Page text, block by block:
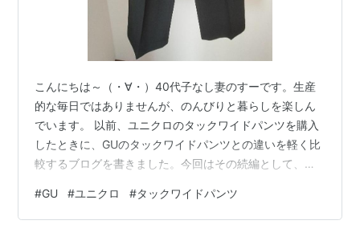
こんにちは～（・∀・）40代子なし妻のすーです。生産
的な毎日ではありませんが、のんびりと暮らしを楽しん
でいます。 以前、ユニクロのタックワイドパンツを購入
したときに、GUのタックワイドパンツとの違いを軽く比
較するブログを書きました。今回はその続編として、実
けについてまとめてみます。 ※GUは2023年8月購入、ユ
ニクロは2025年2月にセールで購入したものです。現在
#GU #ユニクロ #タックワイドパンツ